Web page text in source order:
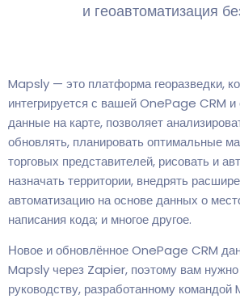
и геоавтоматизация
Mapsly — это платформа георазведки,
интегрируется с вашей OnePage CRM и
данные на карте, позволяет
обновлять, планировать оптимальные
торговых представителей, рисовать и
назначать территории, внедрять
автоматизацию на основе данных о
написания кода; и многое другое.
Новое и обновлённое OnePage CRM
Mapsly через Zapier, поэтому вам
руководству, разработанному